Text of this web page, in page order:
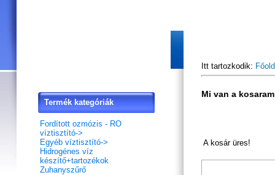
Termék kategóriák
Fordított ozmózis - RO
víztisztító->
Egyéb víztisztító->
Hidrogénes víz
készítő+tartozékok
Zuhanyszűrő
Itt tartozkodik:
Mi van a
A kosár üres!